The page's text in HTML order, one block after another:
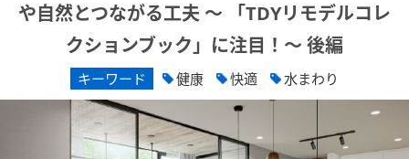
や自然とつながる工夫 ～ 「TDYリモデルコレ
クションブック」に注目！～ 後編
キーワード 健康 快適 水まわり